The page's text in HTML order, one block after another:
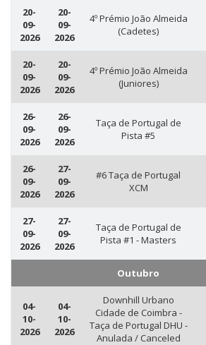
20-
09-
2026
20-
09-
2026
4º Prémio João Almeida
(Cadetes)
20-
09-
2026
20-
09-
2026
4º Prémio João Almeida
(Juniores)
26-
09-
2026
26-
09-
2026
Taça de Portugal de
Pista #5
26-
09-
2026
27-
09-
2026
#6 Taça de Portugal
XCM
27-
09-
2026
27-
09-
2026
Taça de Portugal de
Pista #1 - Masters
Outubro
04-
10-
2026
04-
10-
2026
Downhill Urbano
Cidade de Coimbra -
Taça de Portugal DHU -
Anulada / Canceled